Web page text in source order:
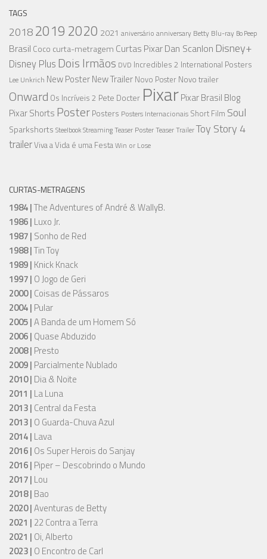
TAGS
20182019 2020 2021 aniversário anniversary Betty Blu-ray Bo Peep
Brasil Coco curta-metragem Curtas PixarDan Scanlon Disney+
Disney Plus Dois Irmãos DVD Incredibles 2 International Posters
Lee Unkrich New PosterNew Trailer Novo Poster Novo trailer
Onward Os Incríveis 2 Pete Docter PixarPixar Brasil Blog
Pixar Shorts Poster Posters Posters Internacionais Short Film Soul
Sparkshorts SteelbookStreamingTeaser PosterTeaser TrailerToy Story 4
trailerViva a Vida é uma FestaWin or Lose
CURTAS-METRAGENS
1984 |The Adventures of André & WallyB.
1986 | Luxo Jr.
1987 | Sonho de Red
1988 |Tin Toy
1989 | Knick Knack
1997 | O Jogo de Geri
2000 | Coisas de Pássaros
2004 | Pular
2005 |A Banda de um Homem Só
2006 | Quase Abduzido
2008 | Presto
2009 | Parcialmente Nublado
2010 | Dia & Noite
2011 | La Luna
2013 | Central da Festa
2013 | O Guarda-Chuva Azul
2014 | Lava
2016 | Os Super Herois do Sanjay
2016 | Piper – Descobrindo o Mundo
2017 | Lou
2018 | Bao
2020 |Aventuras de Betty
2021 | 22 Contra a Terra
2021 | Oi, Alberto
2023 | O Encontro de Carl